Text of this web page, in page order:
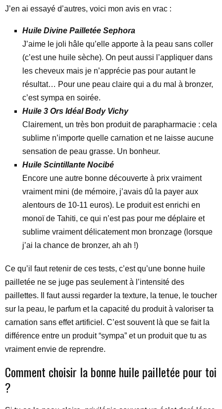
J’en ai essayé d’autres, voici mon avis en vrac :
Huile Divine Pailletée Sephora
J’aime le joli hâle qu’elle apporte à la peau sans coller
(c’est une huile sèche). On peut aussi l’appliquer dans
les cheveux mais je n’apprécie pas pour autant le
résultat… Pour une peau claire qui a du mal à bronzer,
c’est sympa en soirée.
Huile 3 Ors Idéal Body Vichy
Clairement, un très bon produit de parapharmacie : cela
sublime n’importe quelle carnation et ne laisse aucune
sensation de peau grasse. Un bonheur.
Huile Scintillante Nocibé
Encore une autre bonne découverte à prix vraiment
vraiment mini (de mémoire, j’avais dû la payer aux
alentours de 10-11 euros). Le produit est enrichi en
monoï de Tahiti, ce qui n’est pas pour me déplaire et
sublime vraiment délicatement mon bronzage (lorsque
j’ai la chance de bronzer, ah ah !)
Ce qu’il faut retenir de ces tests, c’est qu’une bonne huile
pailletée ne se juge pas seulement à l’intensité des
paillettes. Il faut aussi regarder la texture, la tenue, le toucher
sur la peau, le parfum et la capacité du produit à valoriser ta
carnation sans effet artificiel. C’est souvent là que se fait la
différence entre un produit “sympa” et un produit que tu as
vraiment envie de reprendre.
Comment choisir la bonne huile pailletée pour toi
?